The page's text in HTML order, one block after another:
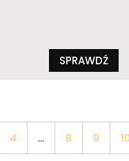
SPRAWDŹ
4 … 8 9 10